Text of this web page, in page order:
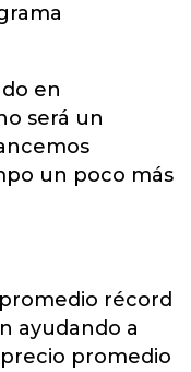
en
será un
un poco más
récord
ayudando a
promedio